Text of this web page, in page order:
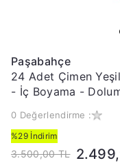
Paşabahçe
24 Adet Çimen
- İç Boyama -
0 Değerlendirme :
%29 İndirim
3.500,00 TL